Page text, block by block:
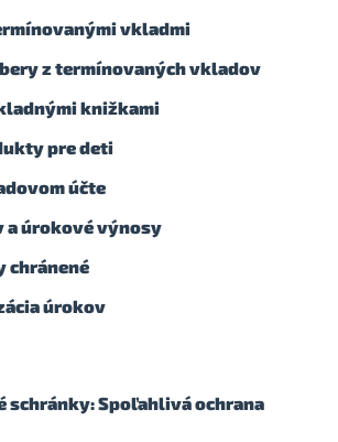
vkladmi
z termínovaných vkladov
knižkami
pre deti
účte
a úrokové výnosy
chránené
úrokov
schránky: Spoľahlivá ochrana